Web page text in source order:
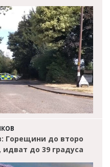
Горещини до второ
до 39 градуса